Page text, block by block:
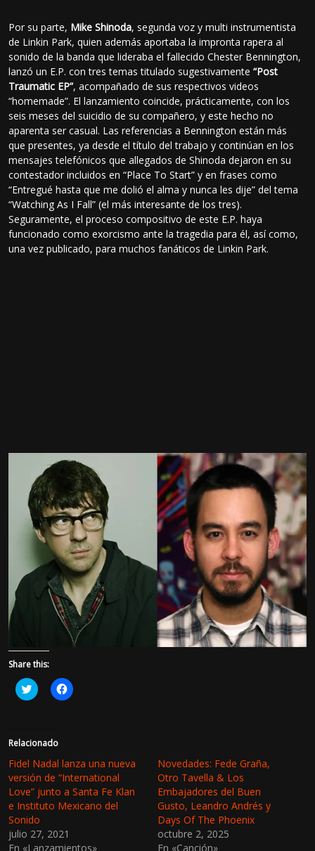
Por su parte, Mike Shinoda, segunda voz y multi instrumentista
de Linkin Park, quien además aportaba la impronta rapera al
sonido de la banda que lideraba el fallecido Chester Bennington,
lanzó un E.P. con tres temas titulado sugestivamente“Post
Traumatic EP”, acompañado de sus respectivos videos
“homemade”. El lanzamiento coincide, prácticamente, con los
seis meses del suicidio de su compañero, y este hecho no
aparenta ser casual. Las referencias a Bennington están más
que presentes, ya desde el título del trabajo y continúan en los
mensajes telefónicos que allegados de Shinoda dejaron en su
contestador incluidos en “Place To Start” y en frases como
“Entregué hasta que me dolió el alma y nunca les dije” del tema
“Watching As I Fall” (el más interesante de los tres).
Seguramente, el proceso compositivo de este E.P. haya
funcionado como exorcismo ante la tragedia para él, así como,
una vez publicado, para muchos fanáticos de Linkin Park.
Share this:
H
a
c
a
r
a
c
o
m
p
a
r
H
a
a
r
a
c
o
m
Relacionado
Fidel Nadal lanza una nueva
versión de “International
Love” junto a Santa Fe Klan
e Instituto Mexicano del
Sonido
julio 27, 2021
En «Lanzamientos»
Novedades: Fede Graña,
Otro Tavella & Los
Embajadores del Buen
Gusto, Leandro Andrés y
Days Of The Phoenix
octubre 2, 2025
En «Canción»